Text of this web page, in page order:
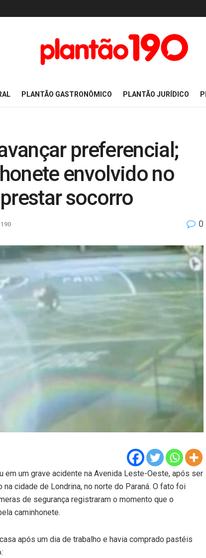
PLANTÃO GASTRONÔMICO PLANTÃO JURÍDICO
preferencial;
envolvido no
socorro
0
em um grave acidente na Avenida Leste-Oeste, após ser
cidade de Londrina, no norte do Paraná. O fato foi
de segurança registraram o momento que o
caminhonete.
após um dia de trabalho e havia comprado pastéis